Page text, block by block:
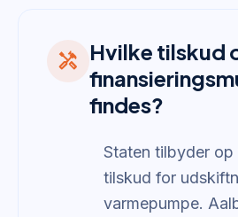
handyman Hvilke tilskud
findes?
Staten tilbyder
tilskud for
varmepumpe.